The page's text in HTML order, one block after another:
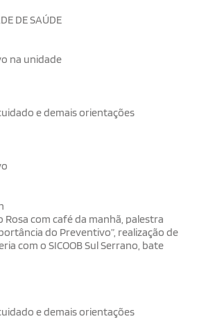
DE SAÚDE
na unidade
e demais orientações
com café da manhã, palestra
do Preventivo”, realização de
com o SICOOB Sul Serrano, bate
e demais orientações